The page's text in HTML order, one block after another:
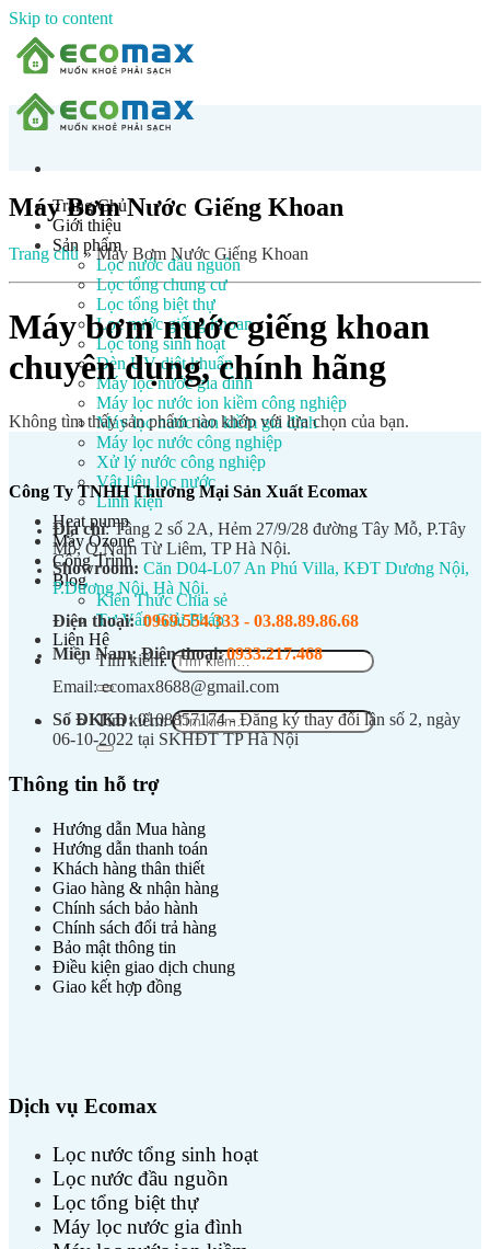
Skip to content
Trang Chủ
Giới thiệu
Sản phẩm
Lọc nước đầu nguồn
Lọc tổng chung cư
Lọc tổng biệt thự
Lọc nước giếng khoan
Lọc tổng sinh hoạt
Đèn UV diệt khuẩn
Máy lọc nước gia đình
Máy lọc nước ion kiềm công nghiệp
Máy lọc nước ion kiềm gia đình
Máy lọc nước công nghiệp
Xử lý nước công nghiệp
Vật liệu lọc nước
Linh kiện
Heat pump
Máy Ozone
Công Trình
Blog
Kiến Thức Chia sẻ
Tư Vấn Giải Pháp
Liên Hệ
Tìm kiếm:
Tìm kiếm:
Máy Bơm Nước Giếng Khoan
Trang chủ »Máy Bơm Nước Giếng Khoan
Máy bơm nước giếng khoan
chuyên dụng, chính hãng
Không tìm thấy sản phẩm nào khớp với lựa chọn của bạn.
Công Ty TNHH Thương Mại Sản Xuất Ecomax
Địa chỉ: Tầng 2 số 2A, Hẻm 27/9/28 đường Tây Mỗ, P.Tây
Mỗ, Q.Nam Từ Liêm, TP Hà Nội.
Showroom: Căn D04-L07 An Phú Villa, KĐT Dương Nội,
P.Dương Nội, Hà Nội.
Điện thoại: 0969.554.333 - 03.88.89.86.68
Miền Nam: Điện thoại:0933.217.468
Email: ecomax8688@gmail.com
Số ĐKKD:0108857174 - Đăng ký thay đổi lần số 2, ngày
06-10-2022 tại SKHĐT TP Hà Nội
Thông tin hỗ trợ
Hướng dẫn Mua hàng
Hướng dẫn thanh toán
Khách hàng thân thiết
Giao hàng & nhận hàng
Chính sách bảo hành
Chính sách đổi trả hàng
Bảo mật thông tin
Điều kiện giao dịch chung
Giao kết hợp đồng
Dịch vụ Ecomax
Lọc nước tổng sinh hoạt
Lọc nước đầu nguồn
Lọc tổng biệt thự
Máy lọc nước gia đình